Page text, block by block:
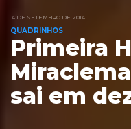
4 DE SETEMBRO DE 2014
QUADRINHOS
Primeira
sai em